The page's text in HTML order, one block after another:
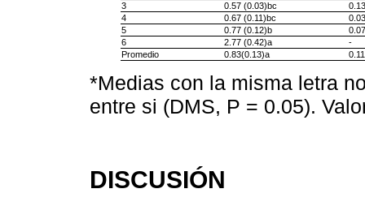
3
0.57 (0.03)bc
4
0.67 (0.11)bc
5
0.77 (0.12)b
6
2.77 (0.42)a
-
Promedio
0.83(0.13)a
*Medias con la misma letra
entre si (DMS, P = 0.05).
DISCUSIÓN